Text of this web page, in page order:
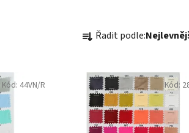
a
e
n
p
Řadit podle:
Kód: 44VN/R Kód: